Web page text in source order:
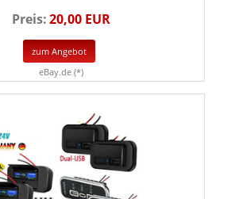
Preis:20,00 EUR
zum Angebot
eBay.de (*)